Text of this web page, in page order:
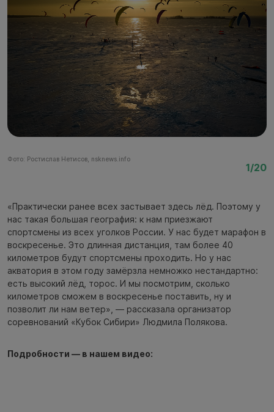
Фото: Ростислав Нетисов, nsknews.info
1/20
«Практически ранее всех застывает здесь лёд. Поэтому у
нас такая большая география: к нам приезжают
спортсмены из всех уголков России. У нас будет марафон в
воскресенье. Это длинная дистанция, там более 40
километров будут спортсмены проходить. Но у нас
акватория в этом году замёрзла немножко нестандартно:
есть высокий лёд, торос. И мы посмотрим, сколько
километров сможем в воскресенье поставить, ну и
позволит ли нам ветер», — рассказала организатор
соревнований «Кубок Сибири» Людмила Полякова.
Подробности — в нашем видео: